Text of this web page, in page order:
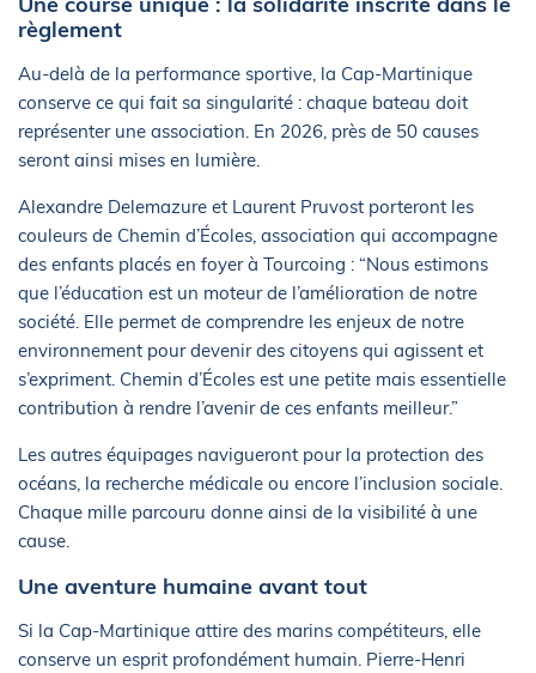
règlement
Au-delà de la performance sportive, la Cap-Martinique
conserve ce qui fait sa singularité : chaque bateau doit
représenter une association. En 2026, près de 50 causes
seront ainsi mises en lumière.
Alexandre Delemazure et Laurent Pruvost porteront les
couleurs de Chemin d’Écoles, association qui accompagne
des enfants placés en foyer à Tourcoing : “Nous estimons
que l’éducation est un moteur de l’amélioration de notre
société. Elle permet de comprendre les enjeux de notre
environnement pour devenir des citoyens qui agissent et
s’expriment. Chemin d’Écoles est une petite mais essentielle
contribution à rendre l’avenir de ces enfants meilleur.”
Les autres équipages navigueront pour la protection des
océans, la recherche médicale ou encore l’inclusion sociale.
Chaque mille parcouru donne ainsi de la visibilité à une
cause.
Une aventure humaine avant tout
Si la Cap-Martinique attire des marins compétiteurs, elle
conserve un esprit profondément humain. Pierre-Henri